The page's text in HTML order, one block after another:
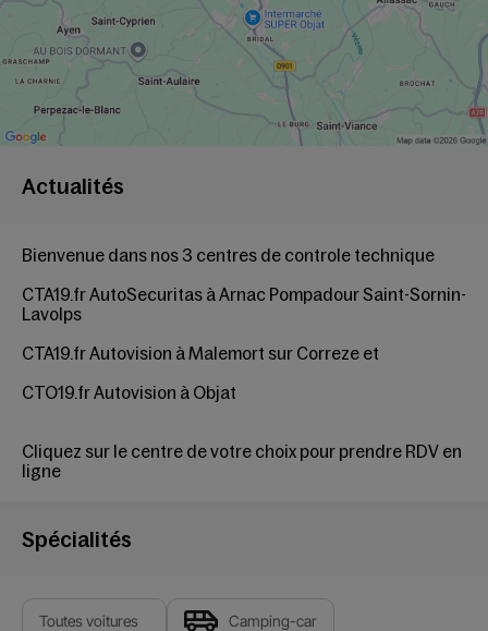
Actualités
Bienvenue dans nos 3 centres de controle technique
CTA19.fr AutoSecuritas à Arnac Pompadour Saint-Sornin-
Lavolps
CTA19.fr Autovision à Malemort sur Correze et
CTO19.fr Autovision à Objat
Cliquez sur le centre de votre choix pour prendre RDV en
ligne
Spécialités
Toutes voitures Camping-car